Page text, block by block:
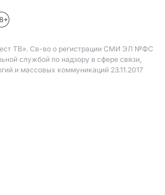
ТВ». Св-во о регистрации СМИ ЭЛ №ФС
службой по надзору в сфере связи,
и массовых коммуникаций 23.11.2017